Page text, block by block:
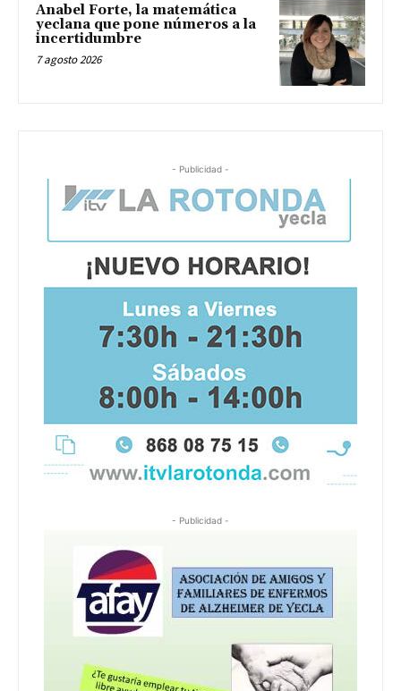
Anabel Forte, la matemática
yeclana que pone números a la
incertidumbre
7 agosto 2026
- Publicidad -
- Publicidad -